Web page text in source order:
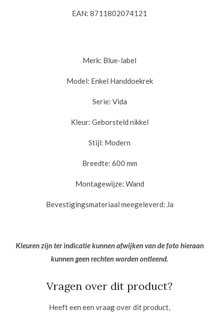
EAN: 8711802074121
Merk: Blue-label
Model: Enkel Handdoekrek
Serie: Vida
Kleur: Geborsteld nikkel
Stijl: Modern
Breedte: 600 mm
Montagewijze: Wand
Bevestigingsmateriaal meegeleverd: Ja
Kleuren zijn ter indicatie kunnen afwijken van de foto hieraan
kunnengeen rechten worden ontleend.
Vragen over dit product?
Heeft een een vraag over dit product,